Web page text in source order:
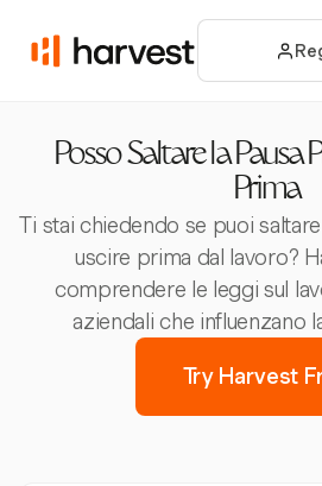
Posso Saltare la Pausa
Prima
Ti stai chiedendo se puoi
uscire prima dal lavoro?
comprendere le leggi sul
aziendali che influenzano
Try Harvest